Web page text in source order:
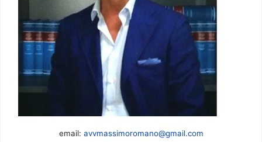
email: avvmassimoromano@gmail.com